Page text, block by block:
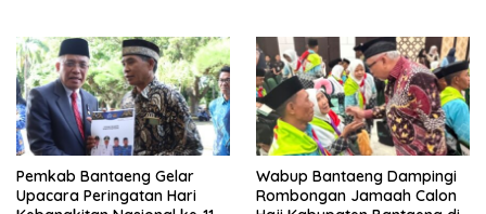
Pemkab Bantaeng Gelar
Upacara Peringatan Hari
Wabup Bantaeng Dampingi
Rombongan Jamaah Calon